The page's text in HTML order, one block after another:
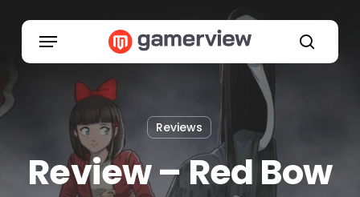
search
Menu
Reviews
Review – Red Bow